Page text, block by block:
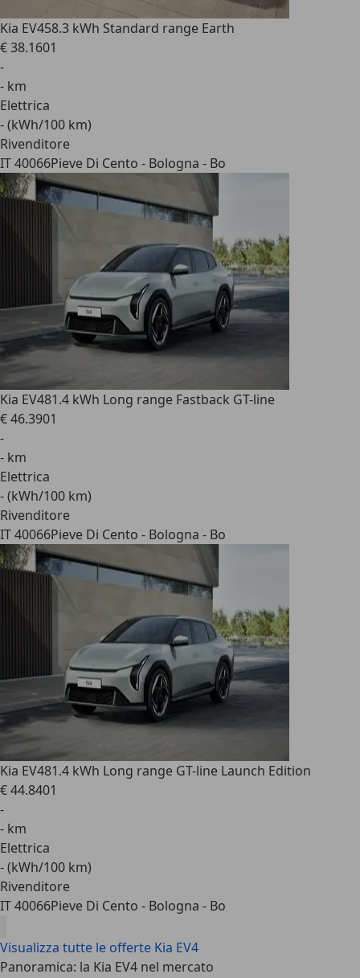
Kia EV458.3 kWh Standard range Earth
€ 38.1601
-
- km
Elettrica
- (kWh/100 km)
Rivenditore
IT 40066Pieve Di Cento - Bologna - Bo
Kia EV481.4 kWh Long range Fastback GT-line
€ 46.3901
-
- km
Elettrica
- (kWh/100 km)
Rivenditore
IT 40066Pieve Di Cento - Bologna - Bo
Kia EV481.4 kWh Long range GT-line Launch Edition
€ 44.8401
-
- km
Elettrica
- (kWh/100 km)
Rivenditore
IT 40066Pieve Di Cento - Bologna - Bo
Visualizza tutte le offerte Kia EV4
Panoramica: la Kia EV4 nel mercato